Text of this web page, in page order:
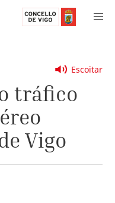
Escoitar
tráfico
Vigo